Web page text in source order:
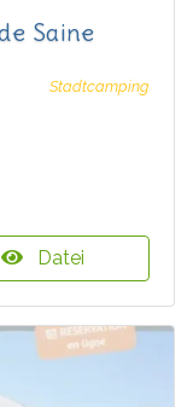
Saine
Stadtcamping
Datei